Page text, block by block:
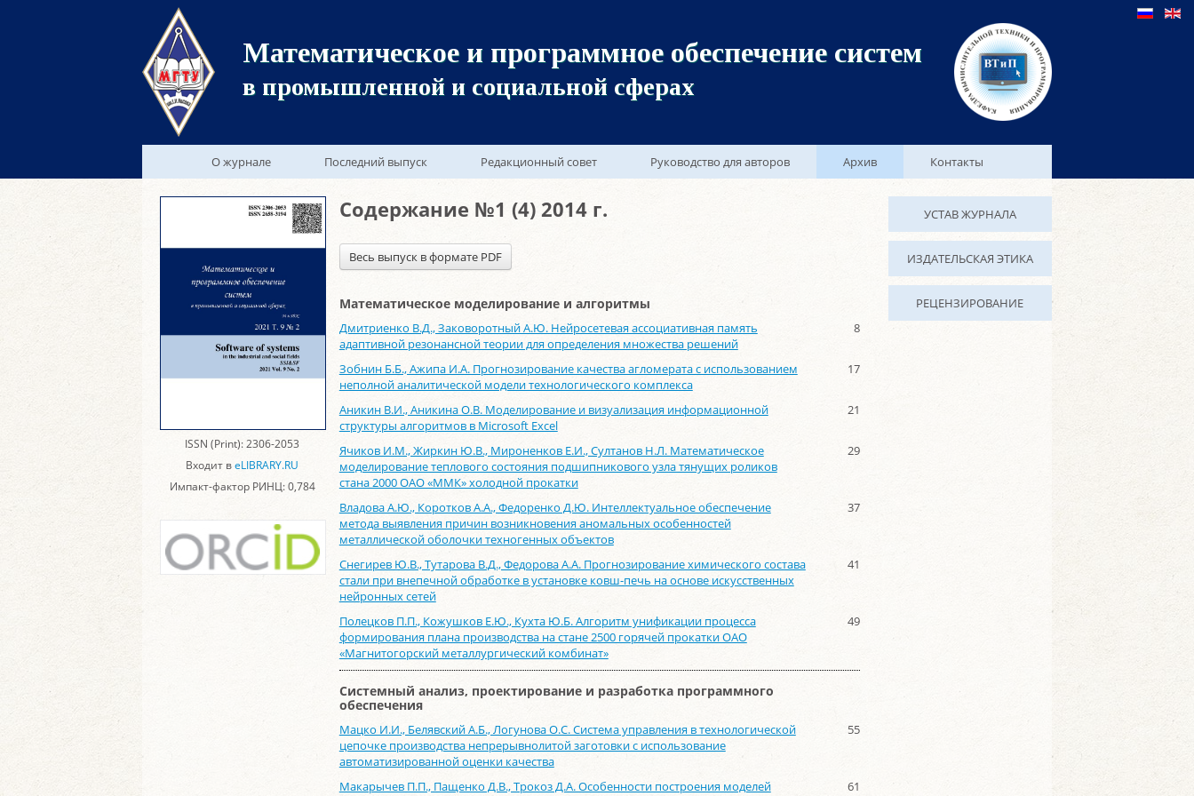
Математическое и программное обеспечение систем
в промышленной и социальной сферах
О журнале Последний выпуск Редакционный совет Руководство для авторов Архив Контакты
ISSN (Print): 2306-2053
Входит вeLIBRARY.RU
Импакт-фактор РИНЦ: 0,784
УСТАВ ЖУРНАЛА
ИЗДАТЕЛЬСКАЯ ЭТИКА
РЕЦЕНЗИРОВАНИЕ
Содержание №1 (4) 2014 г.
Весь выпуск в формате PDF
Математическое моделирование и алгоритмы
Дмитриенко В.Д., Заковоротный А.Ю. Нейросетевая ассоциативная память
адаптивной резонансной теории для определения множества решений
8
Зобнин Б.Б., Ажипа И.А. Прогнозирование качества агломерата с использованием
неполной аналитической модели технологического комплекса
17
Аникин В.И., Аникина О.В. Моделирование и визуализация информационной
структуры алгоритмов в Microsoft Excel
21
Ячиков И.М., Жиркин Ю.В., Мироненков Е.И., Султанов Н.Л. Математическое
моделирование теплового состояния подшипникового узла тянущих роликов
стана 2000 ОАО «ММК» холодной прокатки
29
Владова А.Ю., Коротков А.А., Федоренко Д.Ю. Интеллектуальное обеспечение
метода выявления причин возникновения аномальных особенностей
металлической оболочки техногенных объектов
37
Снегирев Ю.В., Тутарова В.Д., Федорова А.А. Прогнозирование химического состава
стали при внепечной обработке в установке ковш-печь на основе искусственных
нейронных сетей
41
Полецков П.П., Кожушков Е.Ю., Кухта Ю.Б. Алгоритм унификации процесса
формирования плана производства на стане 2500 горячей прокатки ОАО
«Магнитогорский металлургический комбинат»
49
Системный анализ, проектирование и разработка программного
обеспечения
Мацко И.И., Белявский А.Б., Логунова О.С. Система управления в технологической
цепочке производства непрерывнолитой заготовки с использование
автоматизированной оценки качества
55
Макарычев П.П., Пащенко Д.В., Трокоз Д.А. Особенности построения моделей
61